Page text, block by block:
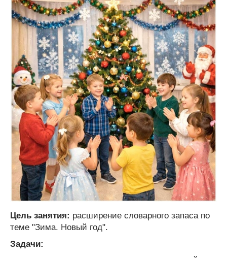
Цель занятия: расширение словарного запаса по
теме "Зима. Новый год".
Задачи: